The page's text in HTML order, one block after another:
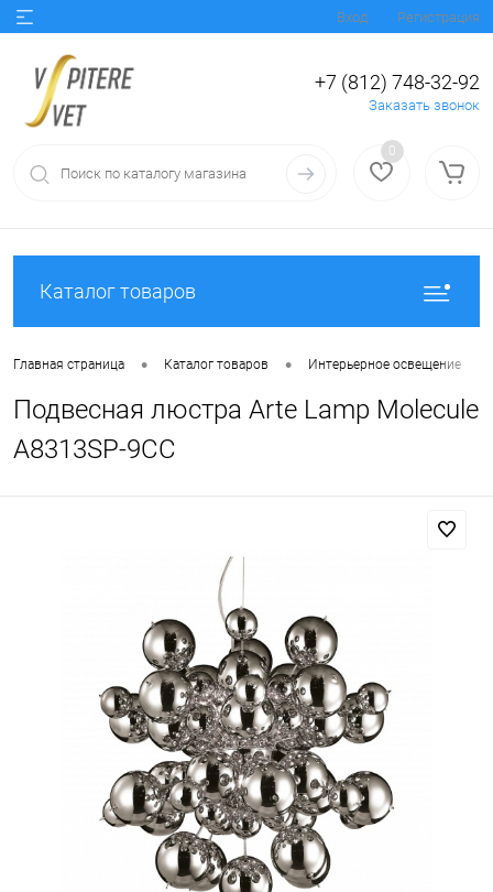
Вход Регистрация
+7 (812) 748-32-92
Заказать звонок
0
Каталог товаров
Главная страница • Каталог товаров • Интерьерное освещение
Подвесная люстра Arte Lamp Molecule
A8313SP-9CC